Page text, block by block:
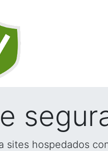
sites hospedados